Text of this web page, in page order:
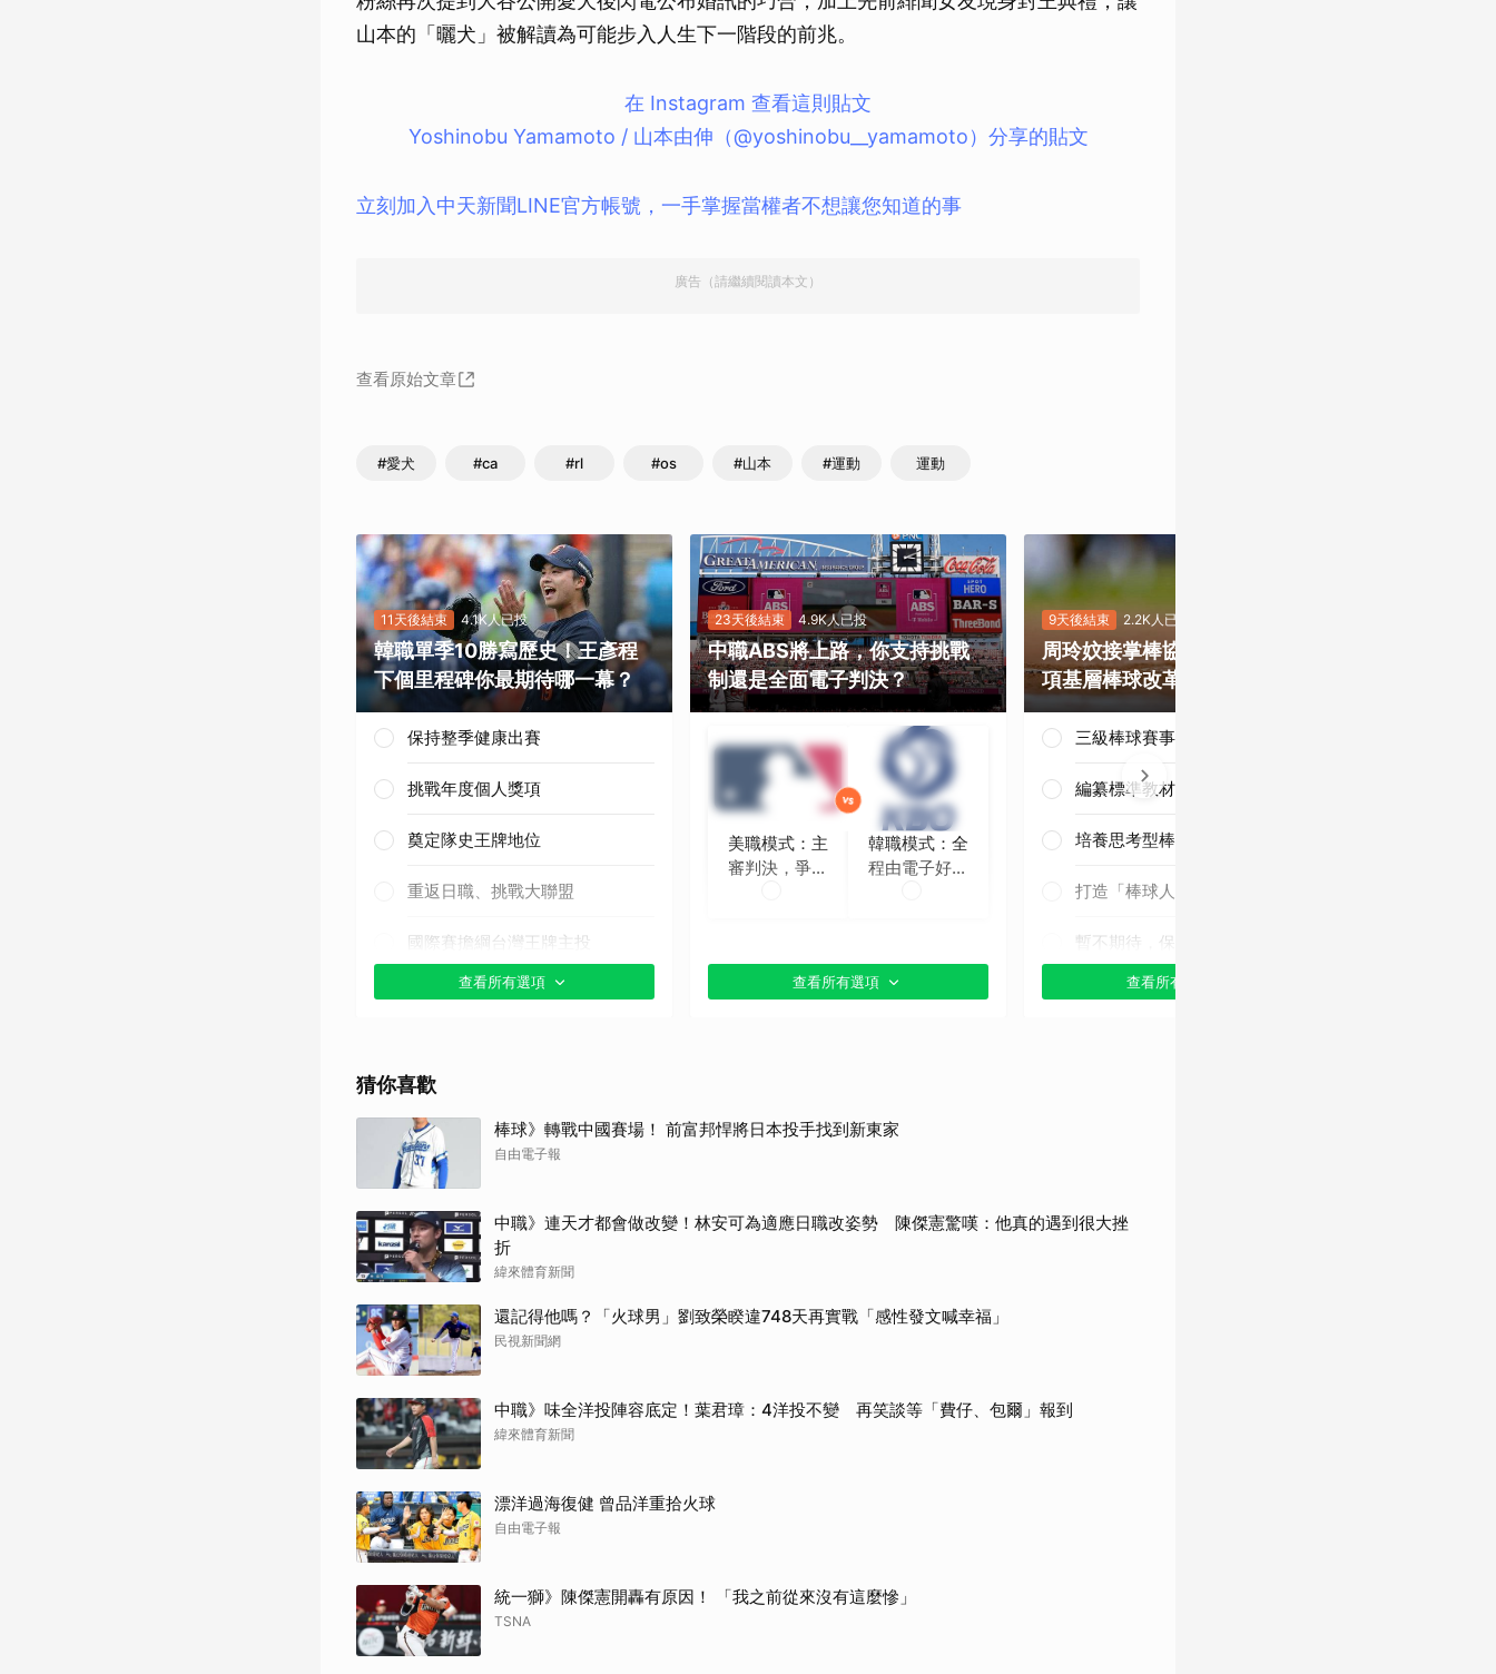
山本的「曬犬」被解讀為可能步入人生下一階段的前兆。
在 Instagram 查看這則貼文
Yoshinobu Yamamoto / 山本由伸（@yoshinobu__yamamoto）分享的貼文
立刻加入中天新聞LINE官方帳號，一手掌握當權者不想讓您知道的事
廣告（請繼續閱讀本文）
查看原始文章
#愛犬 #ca #rl #os #山本 #運動 運動
11天後結束 4.1K人已投
韓職單季10勝寫歷史！王彥程
下個里程碑你最期待哪一幕？
保持整季健康出賽
挑戰年度個人獎項
奠定隊史王牌地位
重返日職、挑戰大聯盟
國際賽擔綱台灣王牌主投
其他（歡迎貼文分享）
查看所有選項
23天後結束 4.9K人已投
中職ABS將上路，你支持挑戰
制還是全面電子判決？
美職模式：主
審判決，爭議
韓職模式：全
程由電子好球
查看所有選項
9天後結束 2.2K人已投
周玲妏接掌棒協，你最期待哪一
項基層棒球改革？
三級棒球賽事正常化
編纂標準教材與導入運科防護
培養思考型棒球人才
打造「棒球人之家」
暫不期待，保持觀望
查看所有選項
猜你喜歡
棒球》轉戰中國賽場！ 前富邦悍將日本投手找到新東家
自由電子報
中職》連天才都會做改變！林安可為適應日職改姿勢 陳傑憲驚嘆：他真的遇到很大挫
折
緯來體育新聞
還記得他嗎？「火球男」劉致榮睽違748天再實戰「感性發文喊幸福」
民視新聞網
中職》味全洋投陣容底定！葉君璋：4洋投不變 再笑談等「費仔、包爾」報到
緯來體育新聞
漂洋過海復健 曾品洋重拾火球
自由電子報
統一獅》陳傑憲開轟有原因！ 「我之前從來沒有這麼慘」
TSNA
取消